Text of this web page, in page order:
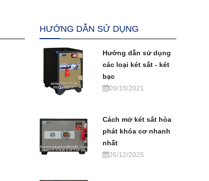
HƯỚNG DẪN SỬ DỤNG
Hướng dẫn sử dụng
các loại két sắt - két
bạc
09/10/2021
Cách mở két sắt hòa
phát khóa cơ nhanh
nhất
26/12/2025